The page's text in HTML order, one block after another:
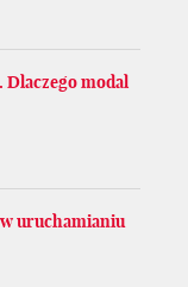
Dlaczego modal
uruchamianiu